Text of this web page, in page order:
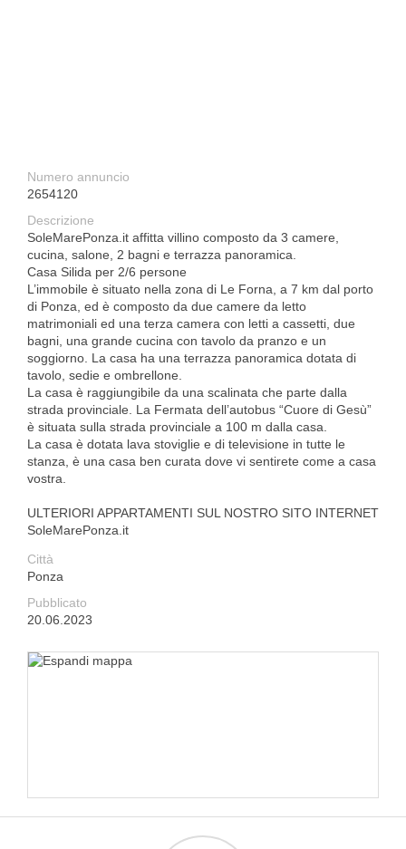
Numero annuncio
2654120
Descrizione
SoleMarePonza.it affitta villino composto da 3 camere,
cucina, salone, 2 bagni e terrazza panoramica.
Casa Silida per 2/6 persone
L’immobile è situato nella zona di Le Forna, a 7 km dal porto
di Ponza, ed è composto da due camere da letto
matrimoniali ed una terza camera con letti a cassetti, due
bagni, una grande cucina con tavolo da pranzo e un
soggiorno. La casa ha una terrazza panoramica dotata di
tavolo, sedie e ombrellone.
La casa è raggiungibile da una scalinata che parte dalla
strada provinciale. La Fermata dell’autobus “Cuore di Gesù”
è situata sulla strada provinciale a 100 m dalla casa.
La casa è dotata lava stoviglie e di televisione in tutte le
stanza, è una casa ben curata dove vi sentirete come a casa
vostra.
ULTERIORI APPARTAMENTI SUL NOSTRO SITO INTERNET
SoleMarePonza.it
Città
Ponza
Pubblicato
20.06.2023